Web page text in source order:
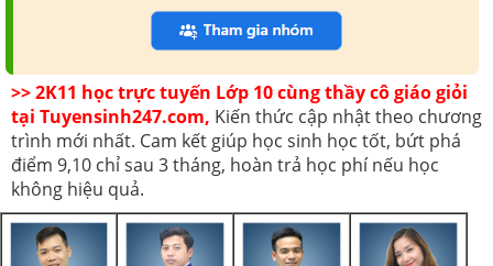
>> 2K11 học trực tuyến Lớp 10 cùng thầy cô giáo giỏi
tại Tuyensinh247.com, Kiến thức cập nhật theo chương
trình mới nhất. Cam kết giúp học sinh học tốt, bứt phá
điểm 9,10 chỉ sau 3 tháng, hoàn trả học phí nếu học
không hiệu quả.